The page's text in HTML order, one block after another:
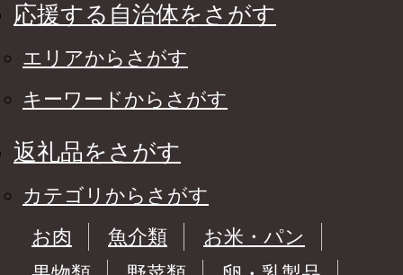
応援する自治体をさがす
エリアからさがす
キーワードからさがす
返礼品をさがす
カテゴリからさがす
お肉
魚介類
お米・パン